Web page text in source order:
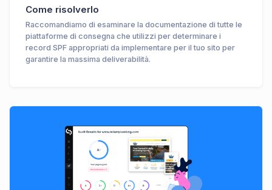
Come risolverlo
Raccomandiamo di esaminare la documentazione di tutte le
piattaforme di consegna che utilizzi per determinare i
record SPF appropriati da implementare per il tuo sito per
garantire la massima deliverabilità.